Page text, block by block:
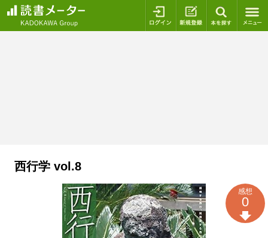
ログイン 新規登録
西行学 vol.8
感想
0